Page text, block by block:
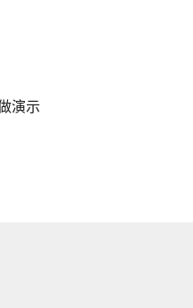
演示